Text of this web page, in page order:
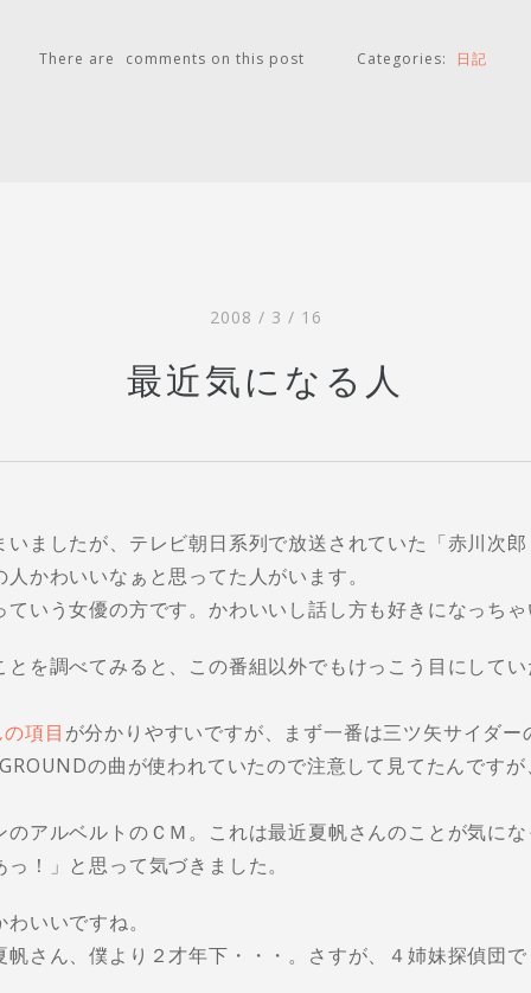
There are comments on this post Categories: 日記
2008 / 3 / 16
最近気になる人
いましたが、テレビ朝日系列で放送されていた「赤川次
かわいいなぁと思ってた人がいます。
いう女優の方です。かわいいし話し方も好きになっちゃ
を調べてみると、この番組以外でもけっこう目にして
項目 が分かりやすいですが、まず一番は三ツ矢サイダー
の曲が使われていたので注意して見てたんです
アルベルトのＣＭ。これは最近夏帆さんのことが気に
！」と思って気づきました。
いいですね。
帆さん、僕より２才年下・・・。さすが、４姉妹探偵団